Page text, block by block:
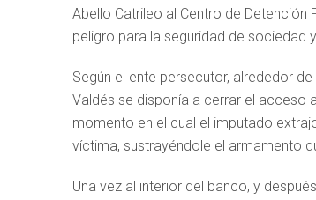
Abello Catrileo al Centro de
peligro para la seguridad de sociedad
Según el ente persecutor, alrededor
Valdés se disponía a cerrar el acceso
momento en el cual el imputado
víctima, sustrayéndole el armamento
Una vez al interior del banco, y